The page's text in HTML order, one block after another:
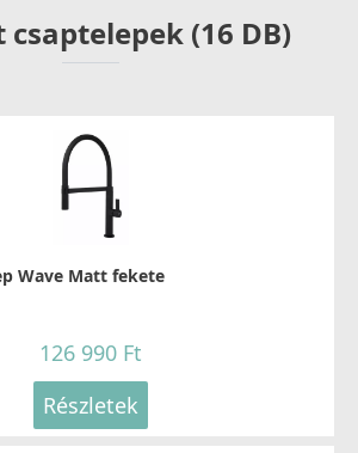
csaptelepek (16 DB)
Wave Matt fekete
126 990 Ft
Részletek